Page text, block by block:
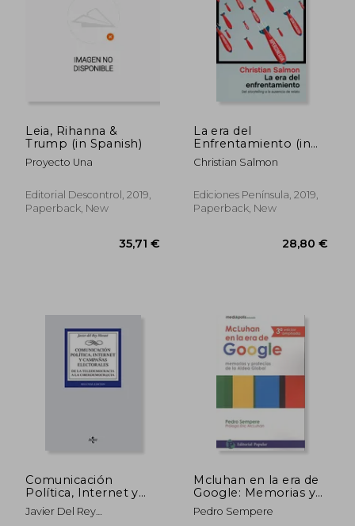
36,77 € 40,40
Leia, Rihanna &
Trump (in Spanish)
Proyecto Una
Editorial Descontrol, 2019,
Paperback, New
La era del
Enfrentamiento (in
Spanish)
Christian Salmon
Ediciones Península, 2019,
Paperback, New
Comunicación
Política, Internet y
Campañas
Electorales: De la
Javier Del Rey
Mcluhan en la era de
Google: Memorias y
Profecías de la Aldea
Global (Mediapolis)
Pedro Sempere